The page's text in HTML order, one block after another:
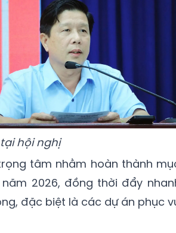
hội nghị
tâm nhằm hoàn thành
năm 2026, đồng thời đẩy
đặc biệt là các dự án phục